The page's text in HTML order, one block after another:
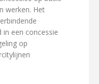
werken. Het
in een concessie
op